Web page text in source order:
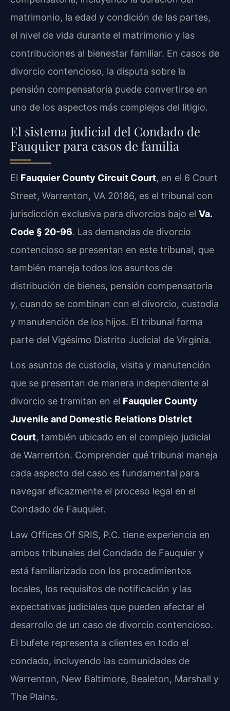
matrimonio, la edad y condición de las partes,
el nivel de vida durante el matrimonio y las
contribuciones al bienestar familiar. En casos de
divorcio contencioso, la disputa sobre la
pensión compensatoria puede convertirse en
uno de los aspectos más complejos del litigio.
El sistema judicial del Condado de
Fauquier para casos de familia
El Fauquier County Circuit Court, en el 6 Court
Street, Warrenton, VA 20186, es el tribunal con
jurisdicción exclusiva para divorcios bajo el Va.
Code § 20-96. Las demandas de divorcio
contencioso se presentan en este tribunal, que
también maneja todos los asuntos de
distribución de bienes, pensión compensatoria
y, cuando se combinan con el divorcio, custodia
y manutención de los hijos. El tribunal forma
parte del Vigésimo Distrito Judicial de Virginia.
Los asuntos de custodia, visita y manutención
que se presentan de manera independiente al
divorcio se tramitan en el Fauquier County
Juvenile and Domestic Relations District
Court, también ubicado en el complejo judicial
de Warrenton. Comprender qué tribunal maneja
cada aspecto del caso es fundamental para
navegar eficazmente el proceso legal en el
Condado de Fauquier.
Law Offices Of SRIS, P.C. tiene experiencia en
ambos tribunales del Condado de Fauquier y
está familiarizado con los procedimientos
locales, los requisitos de notificación y las
expectativas judiciales que pueden afectar el
desarrollo de un caso de divorcio contencioso.
El bufete representa a clientes en todo el
condado, incluyendo las comunidades de
Warrenton, New Baltimore, Bealeton, Marshall y
The Plains.